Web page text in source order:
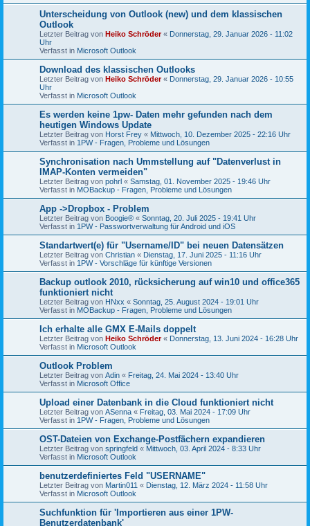
Unterscheidung von Outlook (new) und dem klassischen
Outlook
Letzter Beitrag von Heiko Schröder« Donnerstag, 29. Januar 2026 - 11:02
Uhr
Verfasst in Microsoft Outlook
Download des klassischen Outlooks
Letzter Beitrag von Heiko Schröder« Donnerstag, 29. Januar 2026 - 10:55
Uhr
Verfasst in Microsoft Outlook
Es werden keine 1pw- Daten mehr gefunden nach dem
heutigen Windows Update
Letzter Beitrag von Horst Frey « Mittwoch, 10. Dezember 2025 - 22:16 Uhr
Verfasst in 1PW - Fragen, Probleme und Lösungen
Synchronisation nach Ummstellung auf "Datenverlust in
IMAP-Konten vermeiden"
Letzter Beitrag von pohrl « Samstag, 01. November 2025 - 19:46 Uhr
Verfasst in MOBackup - Fragen, Probleme und Lösungen
App ->Dropbox - Problem
Letzter Beitrag von Boogie® « Sonntag, 20. Juli 2025 - 19:41 Uhr
Verfasst in 1PW - Passwortverwaltung für Android und iOS
Standartwert(e) für "Username/ID" bei neuen Datensätzen
Letzter Beitrag von Christian « Dienstag, 17. Juni 2025 - 11:16 Uhr
Verfasst in 1PW - Vorschläge für künftige Versionen
Backup outlook 2010, rücksicherung auf win10 und office365
funktioniert nicht
Letzter Beitrag von HNxx « Sonntag, 25. August 2024 - 19:01 Uhr
Verfasst in MOBackup - Fragen, Probleme und Lösungen
Ich erhalte alle GMX E-Mails doppelt
Letzter Beitrag von Heiko Schröder« Donnerstag, 13. Juni 2024 - 16:28 Uhr
Verfasst in Microsoft Outlook
Outlook Problem
Letzter Beitrag von Adin « Freitag, 24. Mai 2024 - 13:40 Uhr
Verfasst in Microsoft Office
Upload einer Datenbank in die Cloud funktioniert nicht
Letzter Beitrag von ASenna « Freitag, 03. Mai 2024 - 17:09 Uhr
Verfasst in 1PW - Fragen, Probleme und Lösungen
OST-Dateien von Exchange-Postfächern expandieren
Letzter Beitrag von springfeld « Mittwoch, 03. April 2024 - 8:33 Uhr
Verfasst in Microsoft Outlook
benutzerdefiniertes Feld "USERNAME"
Letzter Beitrag von Martin011 « Dienstag, 12. März 2024 - 11:58 Uhr
Verfasst in Microsoft Outlook
Suchfunktion für 'Importieren aus einer 1PW-
Benutzerdatenbank'